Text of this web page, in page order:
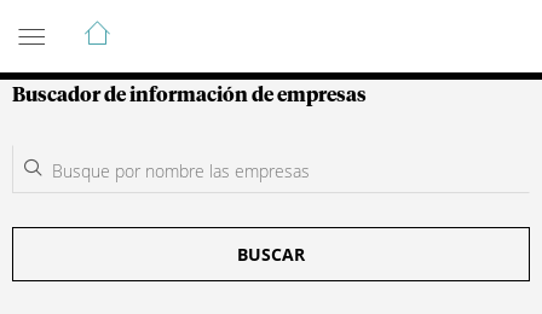
Guía de Empresas Colombianas
Buscador de información de empresas
BUSCAR